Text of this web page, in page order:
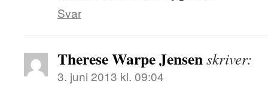
Svar
Therese Warpe Jensenskriver:
3. juni 2013 kl. 09:04